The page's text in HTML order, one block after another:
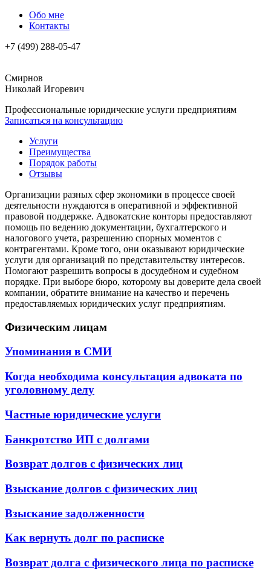
Обо мне
Контакты
+7 (499) 288-05-47
Смирнов
Николай Игоревич
Профессиональные юридические услуги предприятиям
Записаться на консультацию
Услуги
Преимущества
Порядок работы
Отзывы
Организации разных сфер экономики в процессе своей
деятельности нуждаются в оперативной и эффективной
правовой поддержке. Адвокатские конторы предоставляют
помощь по ведению документации, бухгалтерского и
налогового учета, разрешению спорных моментов с
контрагентами. Кроме того, они оказывают юридические
услуги для организаций по представительству интересов.
Помогают разрешить вопросы в досудебном и судебном
порядке. При выборе бюро, которому вы доверите дела своей
компании, обратите внимание на качество и перечень
предоставляемых юридических услуг предприятиям.
Физическим лицам
Упоминания в СМИ
Когда необходима консультация адвоката по
уголовному делу
Частные юридические услуги
Банкротство ИП с долгами
Возврат долгов с физических лиц
Взыскание долгов с физических лиц
Взыскание задолженности
Как вернуть долг по расписке
Возврат долга с физического лица по расписке